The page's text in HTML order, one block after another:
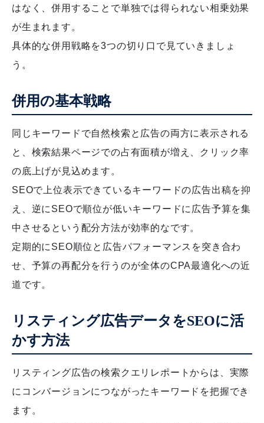
はなく、併用することで単独では得られない相乗効果
が生まれます。
具体的な併用戦略を3つの切り口で見ていきましょ
う。
併用の基本戦略
同じキーワードで自然検索と広告の両方に表示される
と、検索結果ページでの占有面積が増え、クリック率
の底上げが見込めます。
SEOで上位表示できているキーワードの広告出稿を抑
え、逆にSEOで順位が低いキーワードに広告予算を集
中させるという配分方法が効率的なです。
定期的にSEO順位と広告パフォーマンスを突き合わ
せ、予算の再配分を行うのが全体のCPA最適化への近
道です。
リスティング広告データをSEOに活
かす方法
リスティング広告の検索クエリレポートからは、実際
にコンバージョンにつながったキーワードを把握でき
ます。